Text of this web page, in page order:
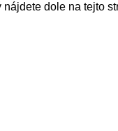
dole na tejto